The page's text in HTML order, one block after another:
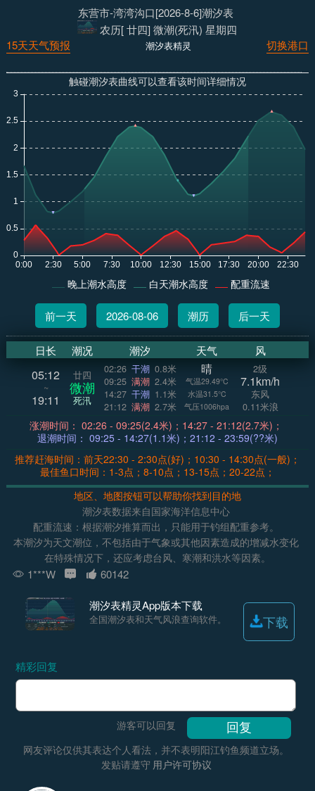
东营市-湾湾沟口[2026-8-6]潮汐表
农历[ 廿四] 微潮(死汛) 星期四
切换港口
潮汐表精灵
15天天气预报
触碰潮汐表曲线可以查看该时间详细情况
晚上潮水高度 白天潮水高度 配重流速
前一天 2026-08-06 潮历 后一天
日长 潮况 潮汐 天气 风
05:12
~
19:11
廿四
微潮
死汛
02:26 干潮 0.8米
09:25 满潮 2.4米
14:27 干潮 1.1米
21:12 满潮 2.7米
晴
气温29.49°C
水温31.5°C
气压1006hpa
2级
7.1km/h
东风
0.11米浪
涨潮时间： 02:26 - 09:25(2.4米)；14:27 - 21:12(2.7米)；
退潮时间： 09:25 - 14:27(1.1米)；21:12 - 23:59(??米)
推荐赶海时间：前天22:30 - 2:30点(好)；10:30 - 14:30点(一般)；
最佳鱼口时间：1-3点；8-10点；13-15点；20-22点；
地区、地图按钮可以帮助你找到目的地
潮汐表数据来自国家海洋信息中心
配重流速：根据潮汐推算而出，只能用于钓组配重参考。
本潮汐为天文潮位，不包括由于气象或其他因素造成的增减水变化
在特殊情况下，还应考虑台风、寒潮和洪水等因素。
1***W 60142
潮汐表精灵App版本下载
全国潮汐表和天气风浪查询软件。 下载
精彩回复
游客可以回复
网友评论仅供其表达个人看法，并不表明阳江钓鱼频道立场。
发贴请遵守 用户许可协议